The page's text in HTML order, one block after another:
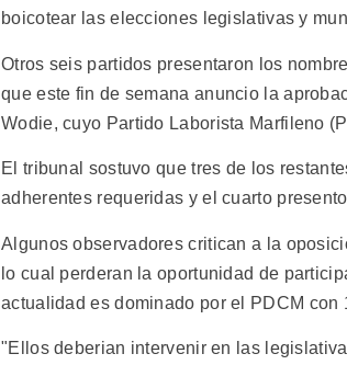
boicotear las elecciones legislativas y
Otros seis partidos presentaron los
que este fin de semana anuncio la
Wodie, cuyo Partido Laborista Marfileno
El tribunal sostuvo que tres de los
adherentes requeridas y el cuarto
Algunos observadores critican a la
lo cual perderan la oportunidad de
actualidad es dominado por el PDCM con
"Ellos deberian intervenir en las